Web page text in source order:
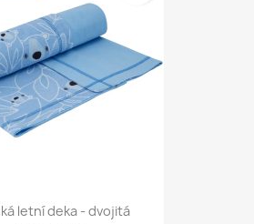
letní deka - dvojitá